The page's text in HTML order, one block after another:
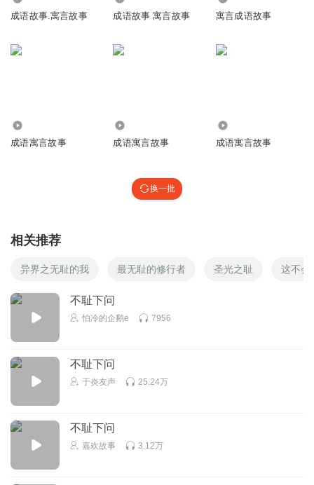
成语故事.寓言故事 成语故事 寓言故事 寓言成语故事
成语寓言故事 成语寓言故事 成语寓言故事
换一批
相关推荐
异界之无耻的我 最无耻的修行者 圣光之耻 这不会
不耻下问
怕冷的企鹅e 7956
不耻下问
于炎友声 25.24万
不耻下问
嘉欢故事 3.12万